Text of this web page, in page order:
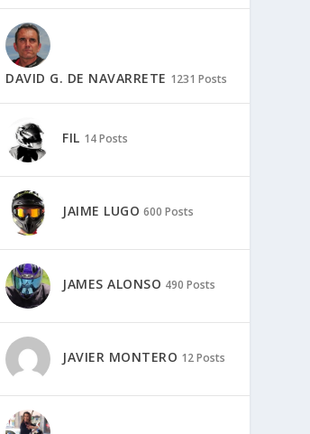
DAVID G. DE NAVARRETE 1231 Posts
FIL 14 Posts
JAIME LUGO 600 Posts
JAMES ALONSO 490 Posts
JAVIER MONTERO 12 Posts